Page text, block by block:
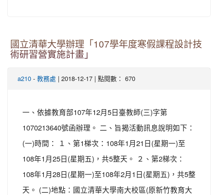
國立清華大學辦理「107學年度寒假課程設計技
術研習營實施計畫」
a210 - 教務處 | 2018-12-17 | 點閱數： 670
一、依據教育部107年12月5日臺教師(三)字第
1070213640號函辦理。 二、旨揭活動訊息說明如下：
(一)時間： １、第1梯次：108年1月21日(星期一)至
108年1月25日(星期五)，共5整天。 ２、第2梯次：
108年1月28日(星期一)至108年2月1日(星期五)，共5整
天。 (二)地點：國立清華大學南大校區(原新竹教育大